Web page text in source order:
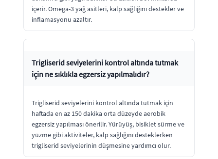
içerir. Omega-3 yağ asitleri, kalp sağlığını destekler ve
inflamasyonu azaltır.
Trigliserid seviyelerini kontrol altında tutmak
için ne sıklıkla egzersiz yapılmalıdır?
Trigliserid seviyelerini kontrol altında tutmak için
haftada en az 150 dakika orta düzeyde aerobik
egzersiz yapılması önerilir. Yürüyüş, bisiklet sürme ve
yüzme gibi aktiviteler, kalp sağlığını desteklerken
trigliserid seviyelerinin düşmesine yardımcı olur.